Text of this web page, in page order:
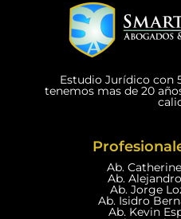
Estudio Jurídico con
tenemos mas de 20
Ab.
Ab.
Ab. Jorge
Ab. Isidro
Ab. Kevin